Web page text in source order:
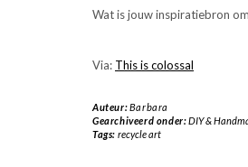
Wat is jouw inspiratiebron
Via: This is colossal
Auteur:Barbara
Gearchiveerd onder:DIY &
Tags: recycle art